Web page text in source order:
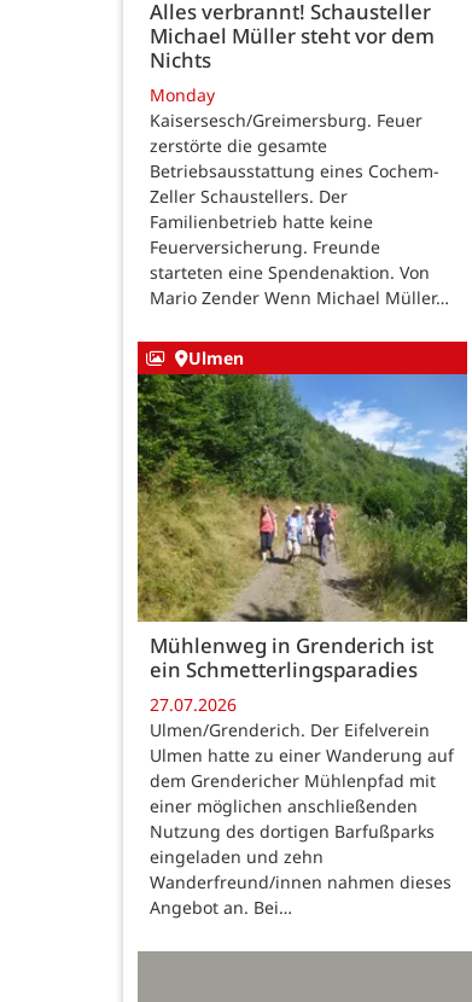
Alles verbrannt! Schausteller
Michael Müller steht vor dem
Nichts
Monday
Kaisersesch/Greimersburg. Feuer
zerstörte die gesamte
Betriebsausstattung eines Cochem-
Zeller Schaustellers. Der
Familienbetrieb hatte keine
Feuerversicherung. Freunde
starteten eine Spendenaktion. Von
Mario Zender Wenn Michael Müller…
Ulmen
Mühlenweg in Grenderich ist
ein Schmetterlingsparadies
27.07.2026
Ulmen/Grenderich. Der Eifelverein
Ulmen hatte zu einer Wanderung auf
dem Grendericher Mühlenpfad mit
einer möglichen anschließenden
Nutzung des dortigen Barfußparks
eingeladen und zehn
Wanderfreund/innen nahmen dieses
Angebot an. Bei…